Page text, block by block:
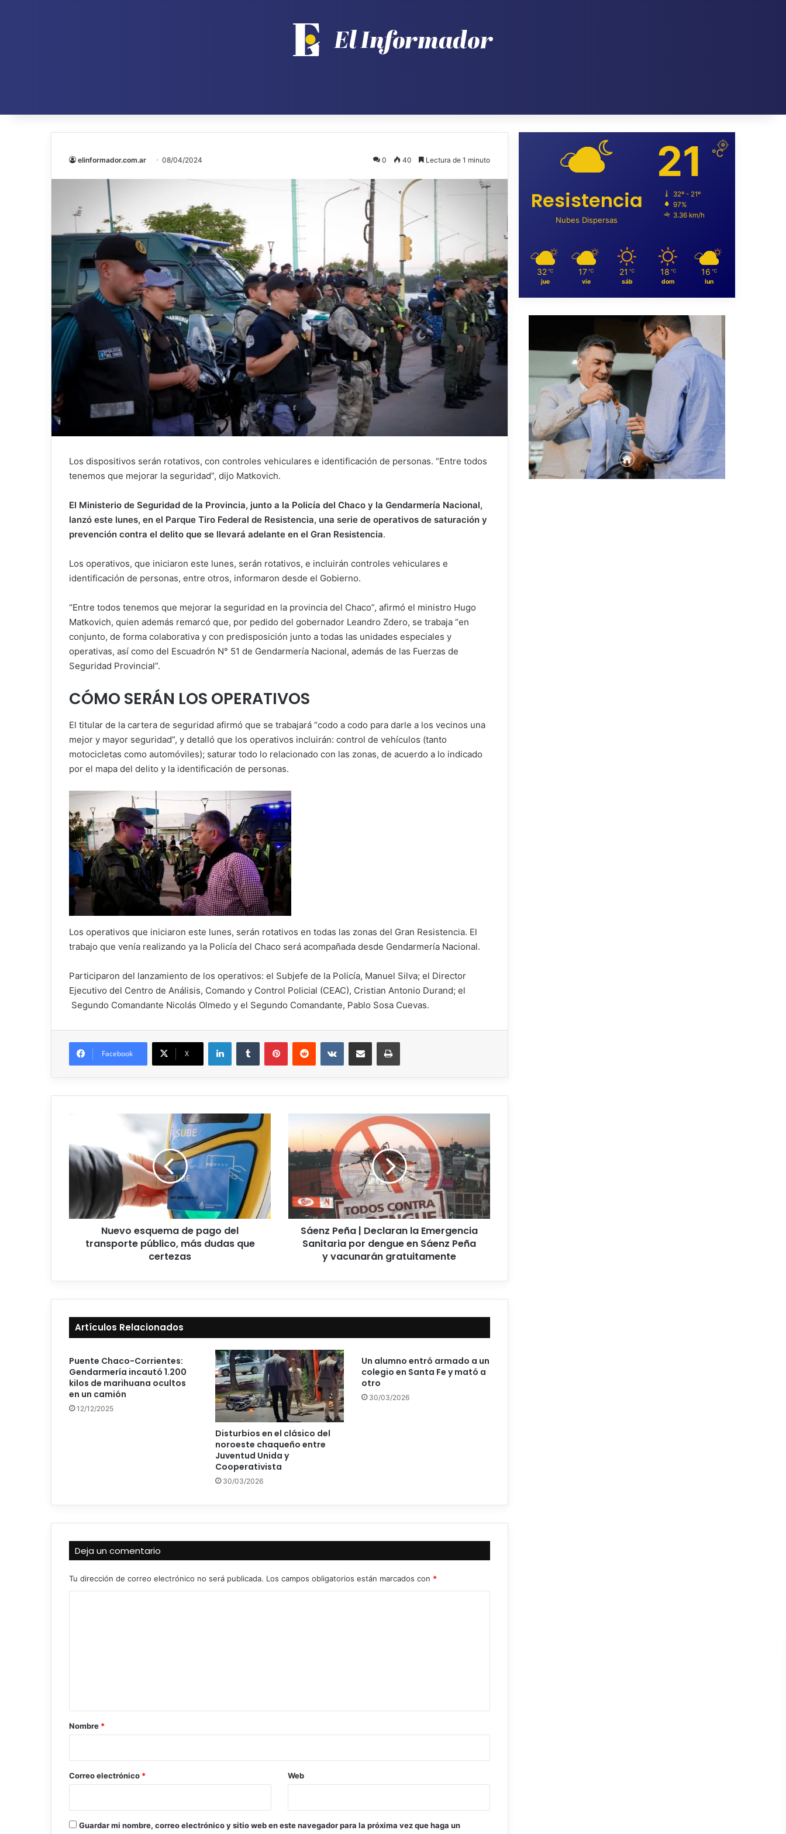
elinformador.com.ar 08/04/2024 0 40 Lectura de 1 minuto
Los dispositivos serán rotativos, con controles vehiculares e identificación de personas. “Entre todos
tenemos que mejorar la seguridad”, dijo Matkovich.
El Ministerio de Seguridad de la Provincia, junto a la Policía del Chaco y la Gendarmería Nacional,
lanzó este lunes, en el Parque Tiro Federal de Resistencia, una serie de operativos de saturación y
prevención contra el delito que se llevará adelante en el Gran Resistencia.
Los operativos, que iniciaron este lunes, serán rotativos, e incluirán controles vehiculares e
identificación de personas, entre otros, informaron desde el Gobierno.
“Entre todos tenemos que mejorar la seguridad en la provincia del Chaco”, afirmó el ministro Hugo
Matkovich, quien además remarcó que, por pedido del gobernador Leandro Zdero, se trabaja “en
conjunto, de forma colaborativa y con predisposición junto a todas las unidades especiales y
operativas, así como del Escuadrón N° 51 de Gendarmería Nacional, además de las Fuerzas de
Seguridad Provincial”.
CÓMO SERÁN LOS OPERATIVOS
El titular de la cartera de seguridad afirmó que se trabajará “codo a codo para darle a los vecinos una
mejor y mayor seguridad”, y detalló que los operativos incluirán: control de vehículos (tanto
motocicletas como automóviles); saturar todo lo relacionado con las zonas, de acuerdo a lo indicado
por el mapa del delito y la identificación de personas.
Los operativos que iniciaron este lunes, serán rotativos en todas las zonas del Gran Resistencia. El
trabajo que venía realizando ya la Policía del Chaco será acompañada desde Gendarmería Nacional.
Participaron del lanzamiento de los operativos: el Subjefe de la Policía, Manuel Silva; el Director
Ejecutivo del Centro de Análisis, Comando y Control Policial (CEAC), Cristian Antonio Durand; el
Segundo Comandante Nicolás Olmedo y el Segundo Comandante, Pablo Sosa Cuevas.
Facebook X
Nuevo esquema de pago del
transporte público, más dudas que
certezas
Sáenz Peña | Declaran la Emergencia
Sanitaria por dengue en Sáenz Peña
y vacunarán gratuitamente
Artículos Relacionados
Puente Chaco-Corrientes:
Gendarmería incautó 1.200
kilos de marihuana ocultos
en un camión
12/12/2025
Disturbios en el clásico del
noroeste chaqueño entre
Juventud Unida y
Cooperativista
30/03/2026
Un alumno entró armado a un
colegio en Santa Fe y mató a
otro
30/03/2026
Deja un comentario
Tu dirección de correo electrónico no será publicada. Los campos obligatorios están marcados con *
r
*
Nombre *
Correo electrónico * Web
Guardar mi nombre, correo electrónico y sitio web en este navegador para la próxima vez que haga un
Resistencia
Nubes Dispersas
21 ℃
32º - 21º
97%
3.36 km/h
32 ℃
jue
17 ℃
vie
21 ℃
sáb
18 ℃
dom
16 ℃
lun